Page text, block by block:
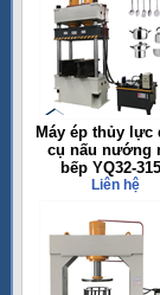
Máy ép thủy lực
cụ nấu nướng
bếp YQ32-
Liên hệ